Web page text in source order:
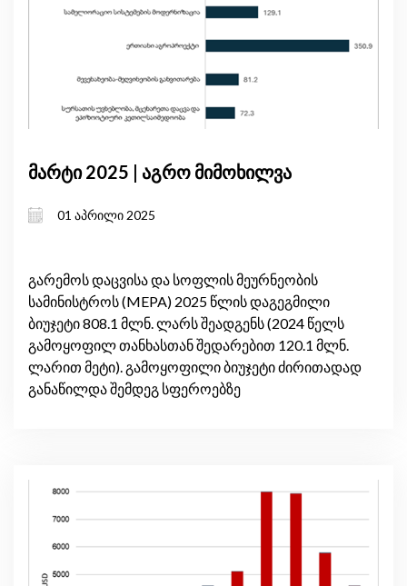
მარტი 2025 | აგრო მიმოხილვა
01 აპრილი 2025
გარემოს დაცვისა და სოფლის მეურნეობის
სამინისტროს (MEPA) 2025 წლის დაგეგმილი
ბიუჯეტი 808.1 მლნ. ლარს შეადგენს (2024 წელს
გამოყოფილ თანხასთან შედარებით 120.1 მლნ.
ლარით მეტი). გამოყოფილი ბიუჯეტი ძირითადად
განაწილდა შემდეგ სფეროებზე